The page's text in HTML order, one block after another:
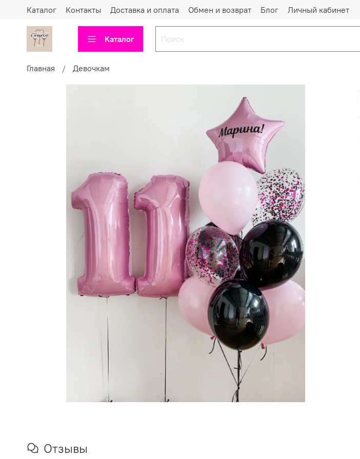
Каталог Контакты Доставка и оплата Обмен и возврат Блог Личный кабинет
Каталог
Главная Девочкам
Отзывы